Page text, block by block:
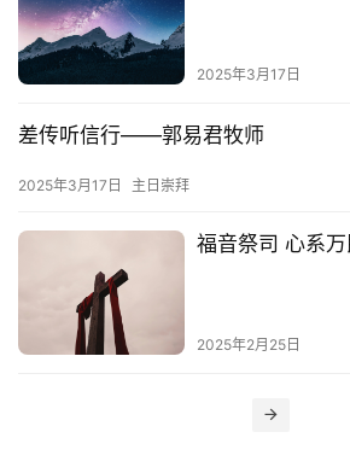
热
应
关
2025年3月17日
差传听信行——郭易君牧师
2025年3月17日 主日崇拜
福音祭司 心系
2025年2月25日